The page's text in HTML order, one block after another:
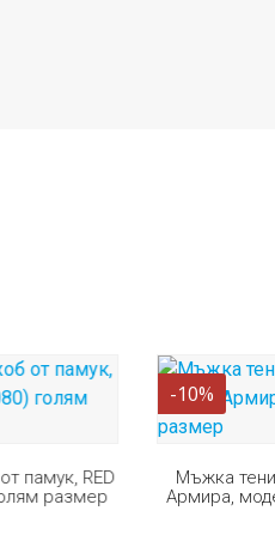
-10%
Мъжка тениска
Армира, модел 480-1,